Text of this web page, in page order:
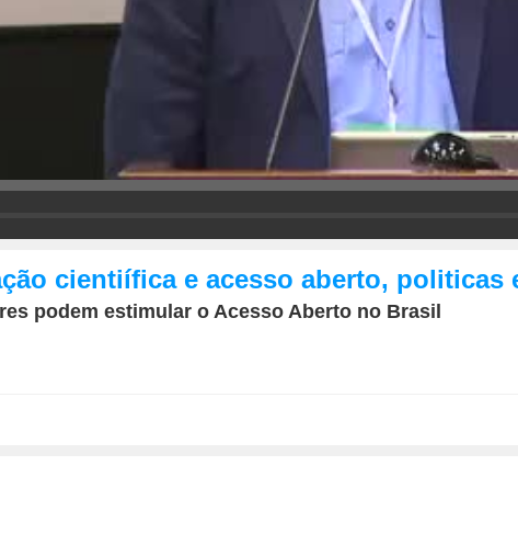
cientiífica e acesso aberto, politicas
podem estimular o Acesso Aberto no Brasil